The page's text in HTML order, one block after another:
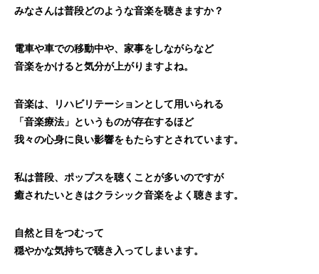
働き続けるための土台 全力禁止のススメ
みなさんは普段どのような音楽を聴きますか？
電車や車での移動中や、家事をしながらなど
音楽をかけると気分が上がりますよね。
音楽は、リハビリテーションとして用いられる
「音楽療法」というものが存在するほど
我々の心身に良い影響をもたらすとされています。
私は普段、ポップスを聴くことが多いのですが
癒されたいときはクラシック音楽をよく聴きます。
自然と目をつむって
穏やかな気持ちで聴き入ってしまいます。